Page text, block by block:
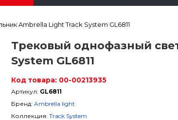
Ambrella Light Track System GL6811
Трековый однофазный
System GL6811
Код товара: 00-00213935
Артикул: GL6811
Бренд: Ambrella light
Коллекция: Track System